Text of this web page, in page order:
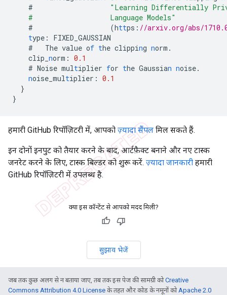
#
"Learning Differentially
    #                   Language Models"
#
(https : //arxiv.org/abs/
type :
FIXED_GAUSSIAN
#
The value of the clipping norm.
clip_ norm : 0.1
# Noise multiplier for the Gaussian noise.
noise_multiplier : 0.1
}
}
हमारी GitHub रिपॉज़िटरी में, आपको ज़्यादा सैंपल मिल सकते हैं.
इन दोनों इनपुट को तैयार करने के बाद, आर्टफ़ैक्ट बनाने और नए टास्क
जनरेट करने के लिए, टास्क बिल्डर को शुरू करें. ज़्यादा जानकारी हमारी
GitHub रिपॉज़िटरी में उपलब्ध है.
क्या इस कॉन्टेंट से आपको मदद मिली?
सुझाव भेजें
जब तक कुछ अलग से न बताया जाए, तब तक इस पेज की सामग्री कोCreative
Commons Attribution 4.0 License के तहत और कोड के नमूनों कोApache 2.0